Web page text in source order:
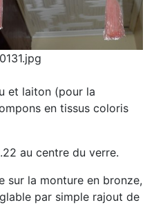
et laiton (pour la
en tissus coloris
au centre du verre.
sur la monture en bronze,
par simple rajout de